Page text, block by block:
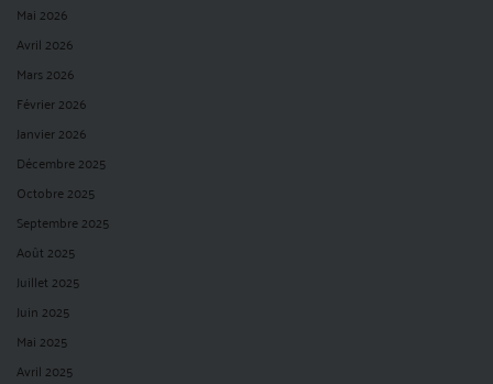
Mai 2026
Avril 2026
Mars 2026
Février 2026
Janvier 2026
Décembre 2025
Octobre 2025
Septembre 2025
Août 2025
Juillet 2025
Juin 2025
Mai 2025
Avril 2025